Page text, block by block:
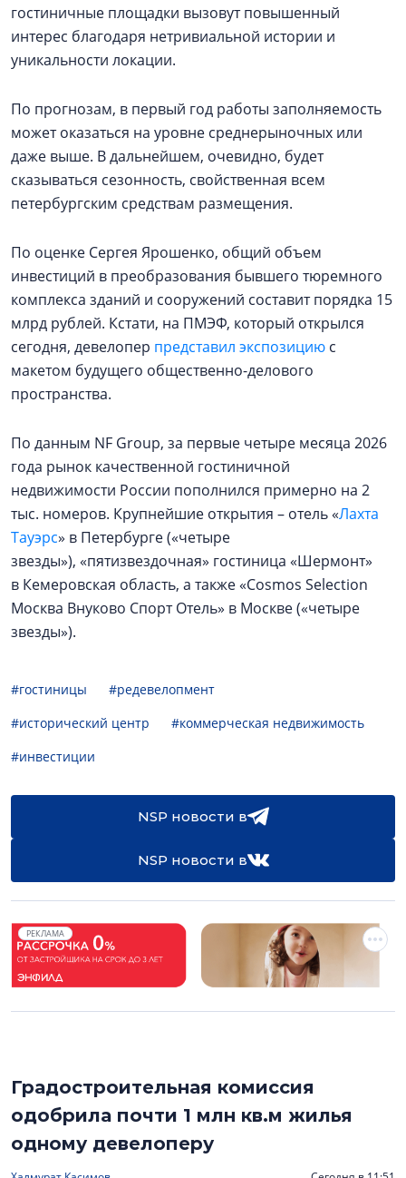
гостиничные площадки вызовут повышенный
интерес благодаря нетривиальной истории и
уникальности локации.
По прогнозам, в первый год работы заполняемость
может оказаться на уровне среднерыночных или
даже выше. В дальнейшем, очевидно, будет
сказываться сезонность, свойственная всем
петербургским средствам размещения.
По оценке Сергея Ярошенко, общий объем
инвестиций в преобразования бывшего тюремного
комплекса зданий и сооружений составит порядка 15
млрд рублей. Кстати, на ПМЭФ, который открылся
сегодня, девелопер представил экспозицию с
макетом будущего общественно-делового
пространства.
По данным NF Group, за первые четыре месяца 2026
года рынок качественной гостиничной
недвижимости России пополнился примерно на 2
тыс. номеров. Крупнейшие открытия – отель «Лахта
Тауэрс» в Петербурге («четыре
звезды»), «пятизвездочная» гостиница «Шермонт»
в Кемеровская область, а также «Cosmos Selection
Москва Внуково Спорт Отель» в Москве («четыре
звезды»).
#гостиницы
#редевелопмент
#исторический центр
#коммерческая недвижимость
#инвестиции
NSP новости в
NSP новости в
РЕКЛАМА
Градостроительная комиссия
одобрила почти 1 млн кв.м жилья
одному девелоперу